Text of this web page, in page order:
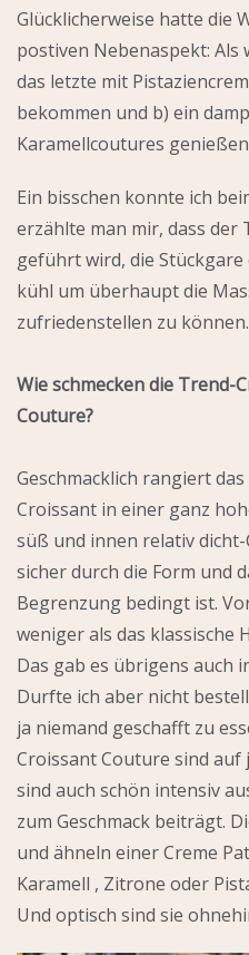
Glücklicherweise hatte die
postiven Nebenaspekt: Als
das letzte mit
bekommen und b) ein
Karamellcoutures
Ein bisschen konnte ich
erzählte man mir, dass der
geführt wird, die
kühl um überhaupt die
zufriedenstellen zu können.
Wie schmecken die Trend-
Couture?
Geschmacklich rangiert
Croissant in einer ganz
süß und innen relativ
sicher durch die Form und
Begrenzung bedingt ist.
weniger als das klassische
Das gab es übrigens auch
Durfte ich aber nicht
ja niemand geschafft zu
Croissant Couture sind auf
sind auch schön intensiv
zum Geschmack beiträgt.
und ähneln einer Creme
Karamell , Zitrone oder
Und optisch sind sie